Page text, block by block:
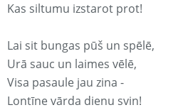
Kas siltumu izstarot prot!
Lai sit bungas pūš un spēlē,
Urā sauc un laimes vēlē,
Visa pasaule jau zina -
Lontīne vārda dienu svin!